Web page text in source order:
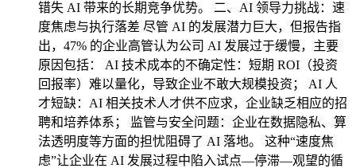
错失 AI 带来的长期竞争优势。 二、AI 领导力挑战：速
度焦虑与执行落差 尽管 AI 的发展潜力巨大，但报告指
出，47% 的企业高管认为公司 AI 发展过于缓慢，主要
原因包括： AI 技术成本的不确定性：短期 ROI（投资
回报率）难以量化，导致企业不敢大规模投资； AI 人
才短缺：AI 相关技术人才供不应求，企业缺乏相应的招
聘和培养体系； 监管与安全问题：企业在数据隐私、算
法透明度等方面的担忧阻碍了 AI 落地。 这种“速度焦
虑”让企业在 AI 发展过程中陷入试点—停滞—观望的循